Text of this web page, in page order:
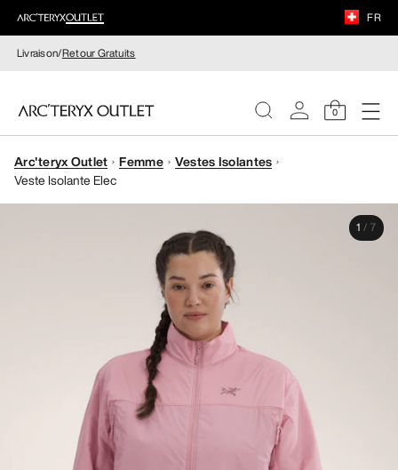
FR
Livraison/Retour Gratuits
0
FEMME
Arc'teryx Outlet Femme
Vestes Isolantes
Veste Isolante Elec
1 / 7